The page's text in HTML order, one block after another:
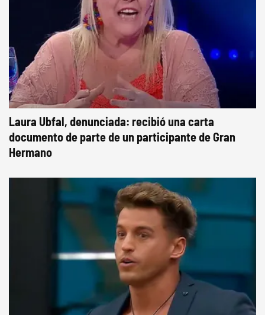
Laura Ubfal, denunciada: recibió una carta
documento de parte de un participante de Gran
Hermano